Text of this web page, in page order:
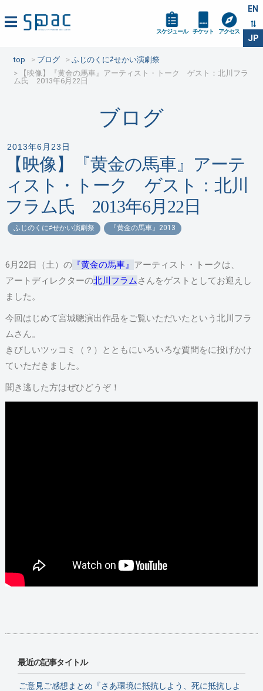
EN
JP
スケジュール チケット アクセス
top ブログ
ふじのくに⇄せかい演劇祭
【映像】『黄金の馬車』アーティスト・トーク ゲスト：北川フラ
ム氏 2013年6月22日
ブログ
2013年6月23日
【映像】『黄金の馬車』アーテ
ィスト・トーク ゲスト：北川
フラム氏 2013年6月22日
ふじのくに⇄せかい演劇祭 『黄金の馬車』2013
6月22日（土）の『黄金の馬車』 アーティスト・トークは、
アートディレクターの北川フラムさんをゲストとしてお迎えし
ました。
今回はじめて宮城聰演出作品をご覧いただいたという北川フラ
ムさん。
きびしいツッコミ（？）とともにいろいろな質問をに投げかけ
ていただきました。
聞き逃した方はぜひどうぞ！
最近の記事タイトル
ご意見ご感想まとめ『さあ環境に抵抗しよう、死に抵抗しよ